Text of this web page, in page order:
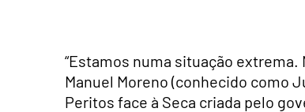
“Estamos numa situação
Manuel Moreno (conhecido como
Peritos face à Seca criada pelo